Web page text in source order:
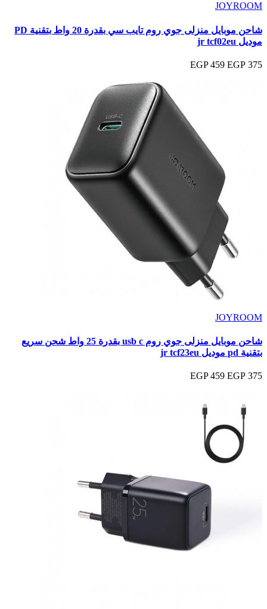
JOYROOM
شاحن موبايل منزلى جوي روم تايب سي بقدرة 20 واط بتقنية PD
موديل jr tcf02eu
375 EGP
459 EGP
JOYROOM
شاحن موبايل منزلى جوي روم usb c بقدرة 25 واط شحن سريع
بتقنية pd موديل jr tcf23eu
375 EGP
459 EGP